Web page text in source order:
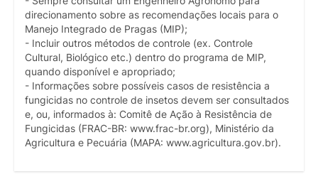
direcionamento sobre as recomendações locais para o
Manejo Integrado de Pragas (MIP);
- Incluir outros métodos de controle (ex. Controle
Cultural, Biológico etc.) dentro do programa de MIP,
quando disponível e apropriado;
- Informações sobre possíveis casos de resistência a
fungicidas no controle de insetos devem ser consultados
e, ou, informados à: Comitê de Ação à Resistência de
Fungicidas (FRAC-BR: www.frac-br.org), Ministério da
Agricultura e Pecuária (MAPA: www.agricultura.gov.br).